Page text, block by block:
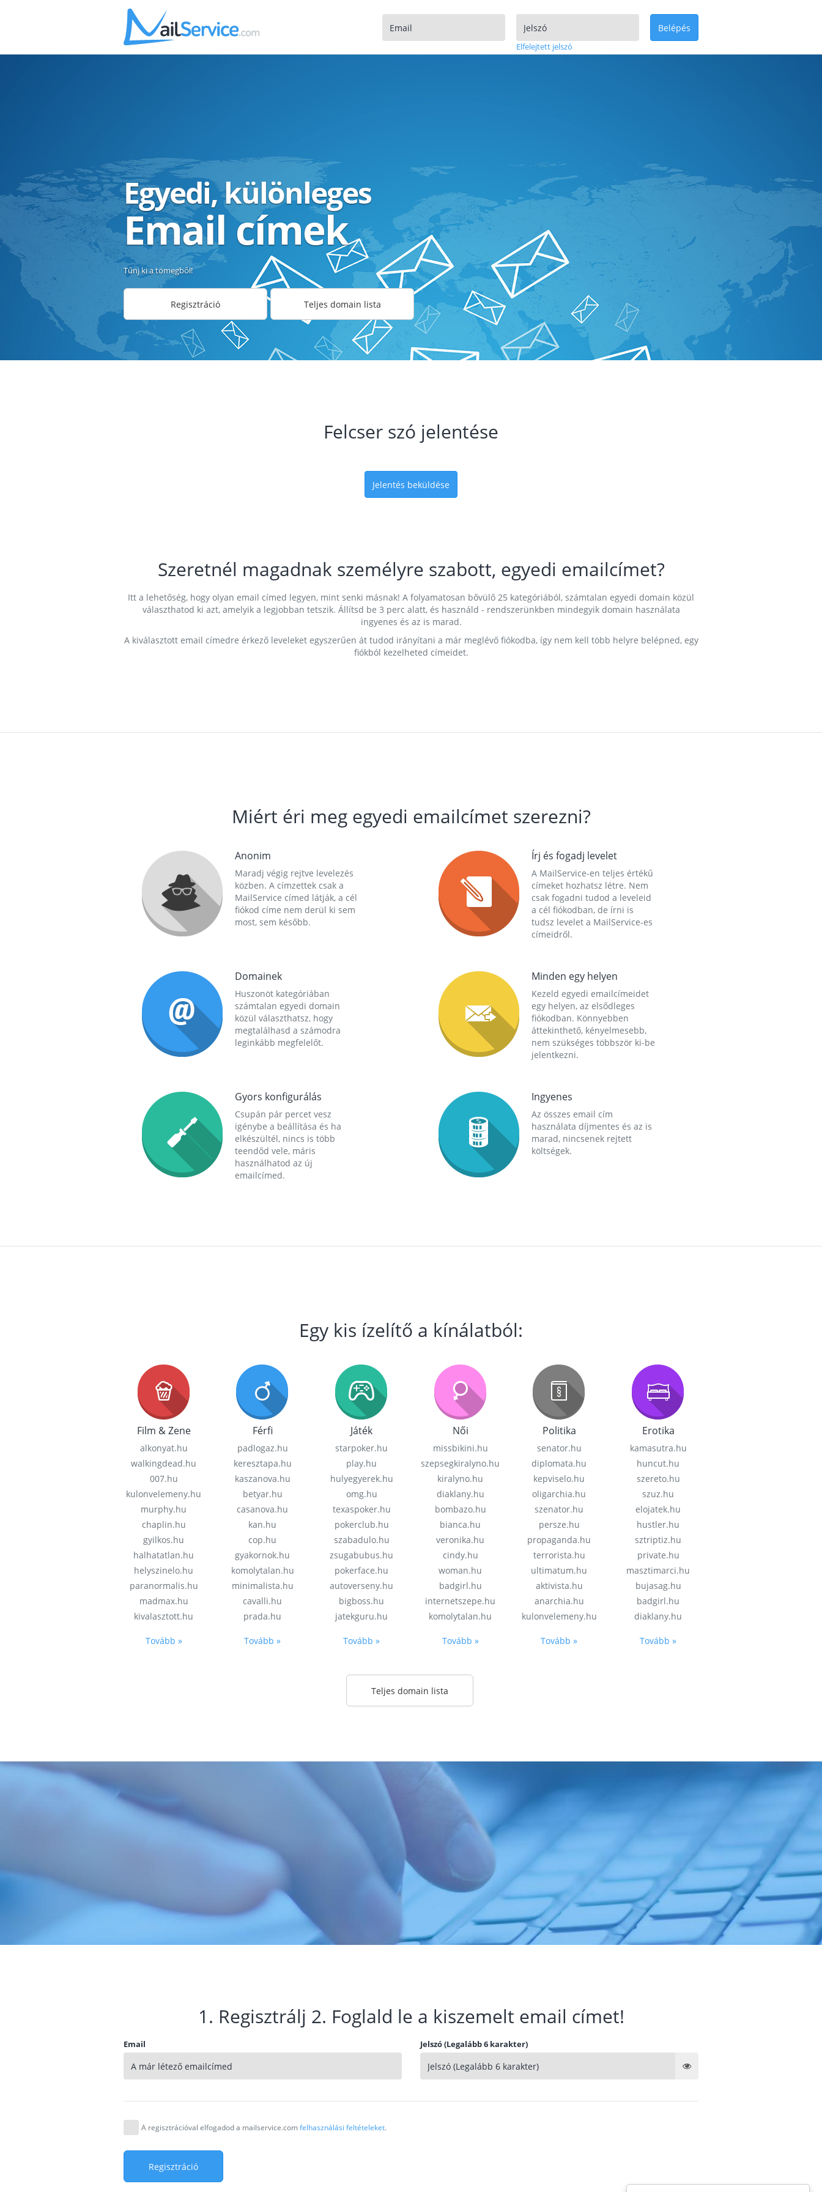
Elfelejtett jelszó
Belépés
Egyedi, különleges
Email címek
Tűnj ki a tömegből!
Regisztráció Teljes domain lista
Felcser szó jelentése
Jelentés beküldése
Szeretnél magadnak személyre szabott, egyedi emailcímet?
Itt a lehetőség, hogy olyan email címed legyen, mint senki másnak! A folyamatosan bővülő 25 kategóriából, számtalan egyedi domain közül
választhatod ki azt, amelyik a legjobban tetszik. Állítsd be 3 perc alatt, és használd - rendszerünkben mindegyik domain használata
ingyenes és az is marad.
A kiválasztott email címedre érkező leveleket egyszerűen át tudod irányítani a már meglévő fiókodba, így nem kell több helyre belépned, egy
fiókból kezelheted címeidet.
Miért éri meg egyedi emailcímet szerezni?
Anonim
Maradj végig rejtve levelezés
közben. A címzettek csak a
MailService címed látják, a cél
fiókod címe nem derül ki sem
most, sem később.
Írj és fogadj levelet
A MailService-en teljes értékű
címeket hozhatsz létre. Nem
csak fogadni tudod a leveleid
a cél fiókodban, de írni is
tudsz levelet a MailService-es
címeidről.
Domainek
Huszonöt kategóriában
számtalan egyedi domain
közül választhatsz, hogy
megtalálhasd a számodra
leginkább megfelelőt.
Minden egy helyen
Kezeld egyedi emailcímeidet
egy helyen, az elsődleges
fiókodban. Könnyebben
áttekinthető, kényelmesebb,
nem szükséges többször ki-be
jelentkezni.
Gyors konfigurálás
Csupán pár percet vesz
igénybe a beállítása és ha
elkészültél, nincs is több
teendőd vele, máris
használhatod az új
emailcímed.
Ingyenes
Az összes email cím
használata díjmentes és az is
marad, nincsenek rejtett
költségek.
Egy kis ízelítő a kínálatból:
Film & Zene
alkonyat.hu
walkingdead.hu
007.hu
kulonvelemeny.hu
murphy.hu
chaplin.hu
gyilkos.hu
halhatatlan.hu
helyszinelo.hu
paranormalis.hu
madmax.hu
kivalasztott.hu
Tovább »
Férfi
padlogaz.hu
keresztapa.hu
kaszanova.hu
betyar.hu
casanova.hu
kan.hu
cop.hu
gyakornok.hu
komolytalan.hu
minimalista.hu
cavalli.hu
prada.hu
Tovább »
Játék
starpoker.hu
play.hu
hulyegyerek.hu
omg.hu
texaspoker.hu
pokerclub.hu
szabadulo.hu
zsugabubus.hu
pokerface.hu
autoverseny.hu
bigboss.hu
jatekguru.hu
Tovább »
Női
missbikini.hu
szepsegkiralyno.hu
kiralyno.hu
diaklany.hu
bombazo.hu
bianca.hu
veronika.hu
cindy.hu
woman.hu
badgirl.hu
internetszepe.hu
komolytalan.hu
Tovább »
Politika
senator.hu
diplomata.hu
kepviselo.hu
oligarchia.hu
szenator.hu
persze.hu
propaganda.hu
terrorista.hu
ultimatum.hu
aktivista.hu
anarchia.hu
kulonvelemeny.hu
Tovább »
Erotika
kamasutra.hu
huncut.hu
szereto.hu
szuz.hu
elojatek.hu
hustler.hu
sztriptiz.hu
private.hu
masztimarci.hu
bujasag.hu
badgirl.hu
diaklany.hu
Tovább »
Teljes domain lista
1. Regisztrálj 2. Foglald le a kiszemelt email címet!
Email Jelszó (Legalább 6 karakter)
A regisztrációval elfogadod a mailservice.comfelhasználási feltételeket.
Regisztráció